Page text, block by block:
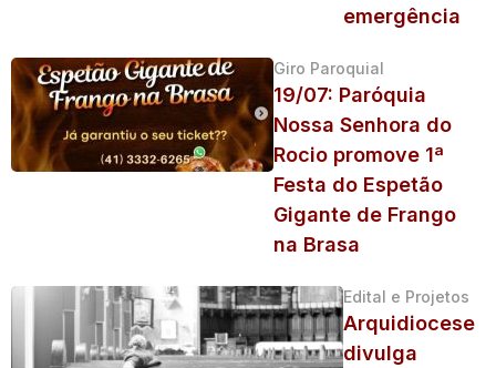
emergência
Giro Paroquial
19/07: Paróquia
Nossa Senhora do
Rocio promove 1ª
Festa do Espetão
Gigante de Frango
na Brasa
Edital e Projetos
Arquidiocese
divulga